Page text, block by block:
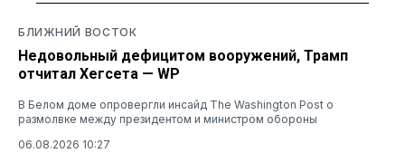
БЛИЖНИЙ ВОСТОК
Недовольный дефицитом вооружений, Трамп
отчитал Хегсета — WP
В Белом доме опровергли инсайд The Washington Post о
размолвке между президентом и министром обороны
06.08.2026 10:27